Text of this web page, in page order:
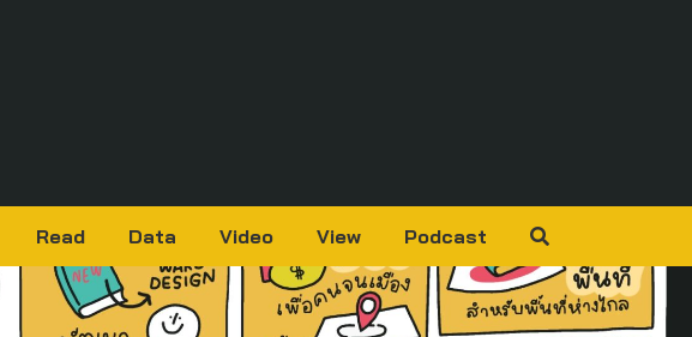
Read Data Video View Podcast